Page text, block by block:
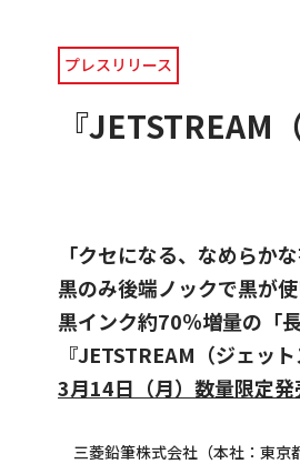
プレスリリース
『
「クセになる、なめらか
黒のみ後端ノックで黒が
黒インク約70％増量の「
『JETSTREAM（ジェッ
3月14日（月）数量限定発
三菱鉛筆株式会社（本社：東京